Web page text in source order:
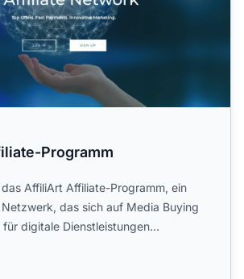
Programm
AffiliArt Affiliate-Programm, ein
das sich auf Media Buying
digitale Dienstleistungen